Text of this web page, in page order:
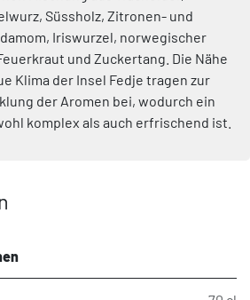
Süssholz, Zitronen- und
Iriswurzel, norwegischer
und Zuckertang. Die Nähe
Klima der Insel Fedje tragen zur
der Aromen bei, wodurch ein
komplex als auch erfrischend ist.